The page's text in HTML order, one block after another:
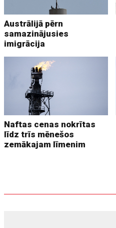
Austrālijā pērn
samazinājusies
imigrācija
Naftas cenas nokrītas
līdz trīs mēnešos
zemākajam līmenim